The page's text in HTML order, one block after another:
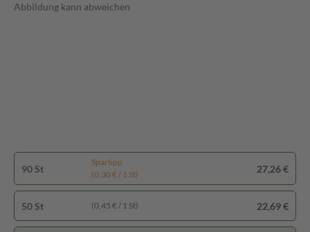
Abbildung kann abweichen
90 St
Spartipp
(0,30 € / 1 St)
27,26 €
50 St (0,45 € / 1 St) 22,69 €